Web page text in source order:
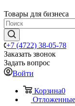
Товары для бизнеса
+7 (4722) 38-05-78
Заказать звонок
Задать вопрос
Войти
Корзина0
Отложенные